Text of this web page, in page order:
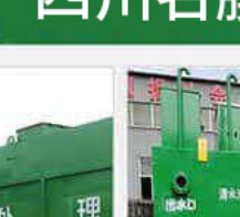
前 137... 30吨医疗污水处理设
前 155... 1000吨污水处理厂咨
10吨豆制品污水一体化设
50吨养猪污水处理报价
159... 100吨脱硫污水处理设备报
182... 30吨生活污水处理设备合